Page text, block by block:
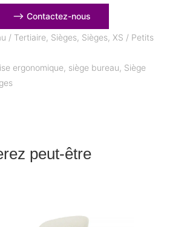
⟶ Contactez-nous
/ Tertiaire, Sièges, Sièges, XS / Petits
ergonomique, siège bureau, Siège
peut-être